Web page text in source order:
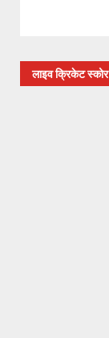
लाइव क्रिकेट स्कोर